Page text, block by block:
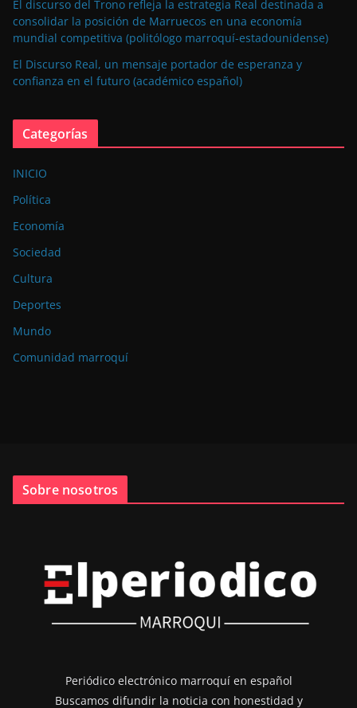
El discurso del Trono refleja la estrategia Real destinada a
consolidar la posición de Marruecos en una economía
mundial competitiva (politólogo marroquí-estadounidense)
El Discurso Real, un mensaje portador de esperanza y
confianza en el futuro (académico español)
Categorías
INICIO
Política
Economía
Sociedad
Cultura
Deportes
Mundo
Comunidad marroquí
Sobre nosotros
Periódico electrónico marroquí en español
Buscamos difundir la noticia con honestidad y